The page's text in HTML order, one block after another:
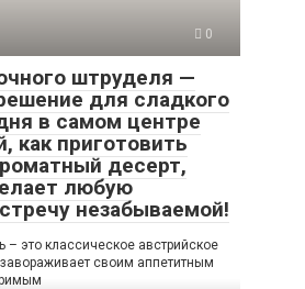
0
штруделя —
для сладкого
в самом центре
как приготовить
десерт,
любую
незабываемой!
– это классическое австрийское
своим аппетитным